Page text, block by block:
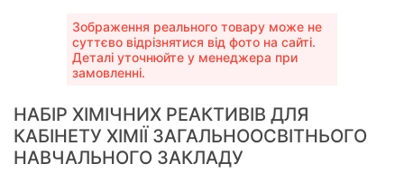
Зображення реального товару може не
суттєво відрізнятися від фото на сайті.
Деталі уточнюйте у менеджера при
замовленні.
НАБІР ХІМІЧНИХ РЕАКТИВІВ ДЛЯ
КАБІНЕТУ ХІМІЇ ЗАГАЛЬНООСВІТНЬОГО
НАВЧАЛЬНОГО ЗАКЛАДУ